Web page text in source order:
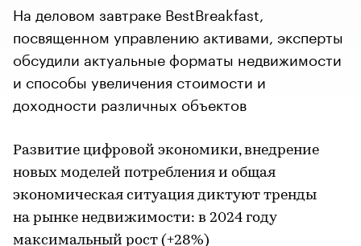
На деловом завтраке BestBreakfast,
посвященном управлению активами, эксперты
обсудили актуальные форматы недвижимости
и способы увеличения стоимости и
доходности различных объектов
Развитие цифровой экономики, внедрение
новых моделей потребления и общая
экономическая ситуация диктуют тренды
на рынке недвижимости: в 2024 году
максимальный рост (+28%)